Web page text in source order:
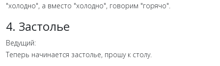
"холодно", а вместо "холодно", говорим "горячо".
4. Застолье
Ведущий:
Теперь начинается застолье, прошу к столу.